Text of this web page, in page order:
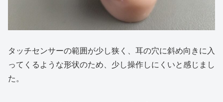
タッチセンサーの範囲が少し狭く、耳の穴に斜め向きに入
ってくるような形状のため、少し操作しにくいと感じまし
た。